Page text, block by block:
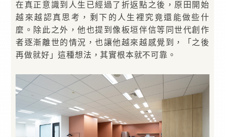
在真正意識到人生已經過了折返點之後，原田開始
越來越認真思考，剩下的人生裡究竟還能做些什
麼。除此之外，他也提到像板垣伴信等同世代創作
者逐漸離世的情況，也讓他越來越感覺到，「之後
再做就好」這種想法，其實根本就不可靠。